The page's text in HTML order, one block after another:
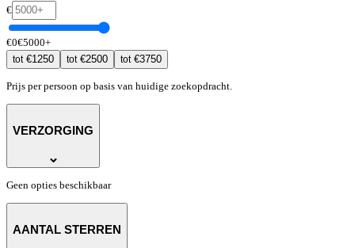
€
€0€5000+
tot€1250 tot€2500 tot€3750
Prijs per persoon op basis van huidige zoekopdracht.
VERZORGING
Geen opties beschikbaar
AANTAL STERREN